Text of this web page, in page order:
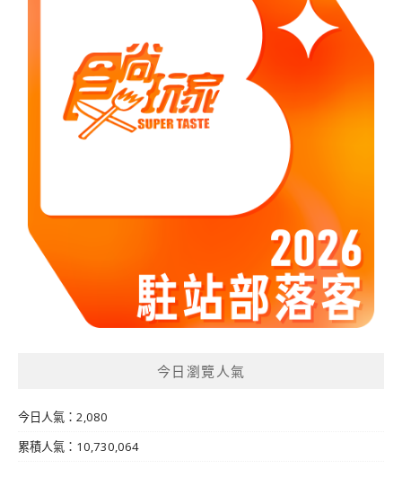
今日瀏覽人氣
今日人氣：2,080
累積人氣：10,730,064